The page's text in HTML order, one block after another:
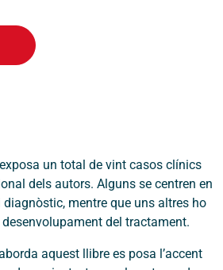
un total de vint casos clínics
dels autors. Alguns se centren en
diagnòstic, mentre que uns altres ho
del tractament.
aquest llibre es posa l’accent